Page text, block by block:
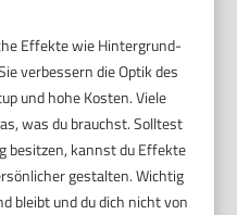
Effekte wie Hintergrund-
verbessern die Optik des
und hohe Kosten. Viele
was du brauchst. Solltest
besitzen, kannst du Effekte
gestalten. Wichtig
bleibt und du dich nicht von